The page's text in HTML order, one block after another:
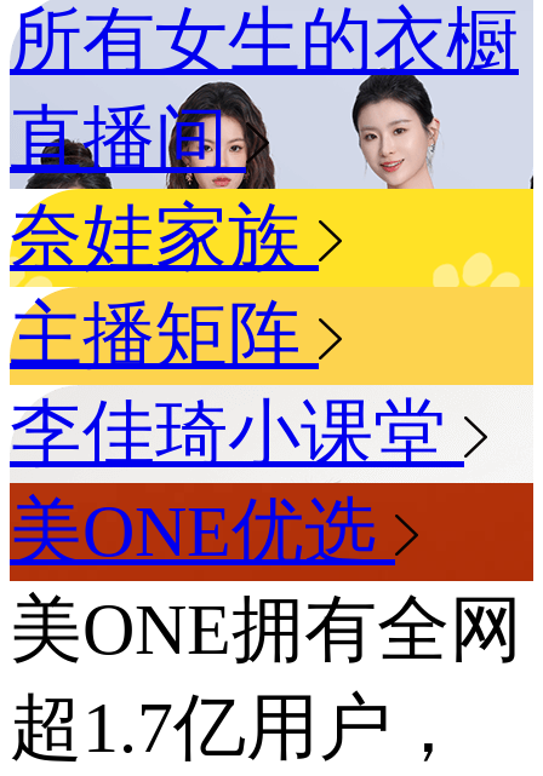
所有女生的衣橱
直播间
奈娃家族
主播矩阵
李佳琦小课堂
美ONE优选
美ONE拥有全网
超1.7亿用户，